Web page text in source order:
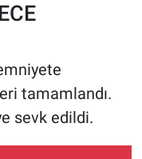
tamamlandı.
sevk edildi.